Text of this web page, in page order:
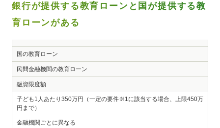
銀行が提供する教育ローンと国が提供する教
育ローンがある
国の教育ローン
民間金融機関の教育ローン
融資限度額
子ども1人あたり350万円（一定の要件※1に該当する場合、上限450万
円まで）
金融機関ごとに異なる